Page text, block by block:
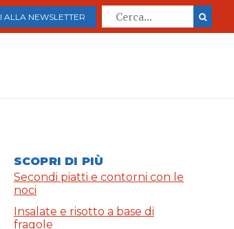
ALLA NEWSLETTER
SCOPRI DI PIÙ
Secondi piatti e contorni con le
noci
Insalate e risotto a base di
fragole